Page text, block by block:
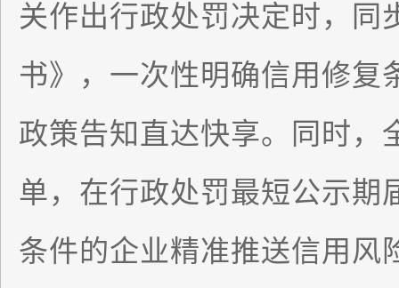
关作出行政处罚决定时，同
书》，一次性明确信用修复
政策告知直达快享。同时，
单，在行政处罚最短公示期
条件的企业精准推送信用风